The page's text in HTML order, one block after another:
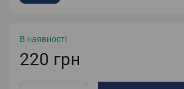
В наявності
220 грн